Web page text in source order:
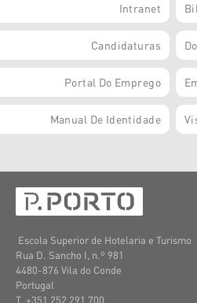
Intranet
Candidaturas
Portal Do Emprego
Manual De Identidade
Escola Superior de Hotelaria e Turismo
Rua D. Sancho I, n.º 981
4480-876 Vila do Conde
Portugal
T. +351 252 291 700